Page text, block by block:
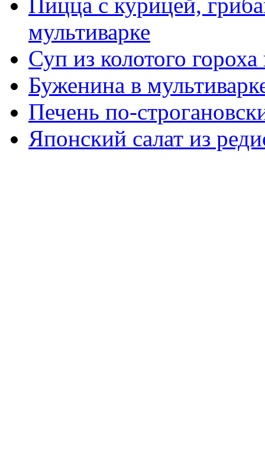
мультиварке
Суп из колотого
Буженина в
Печень по-
Японский салат из